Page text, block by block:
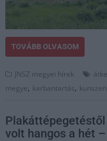
TOVÁBB OLVASOM
JNSZ megyei hírek
megye, karbantartás,
volt hangos a hét